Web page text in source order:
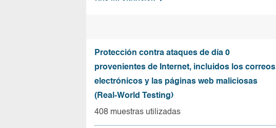
Protección contra ataques de día 0
provenientes de Internet, incluidos los correos
electrónicos y las páginas web maliciosas
(Real-World Testing)
408 muestras utilizadas